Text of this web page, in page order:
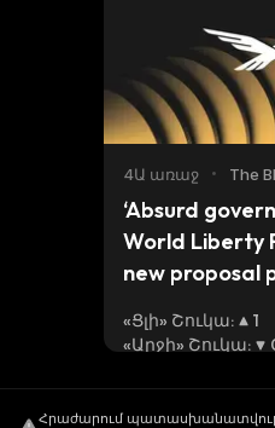
4Ա առաջ • The
‘Absurd
World Liberty
new proposal
other holders
«Ցլի» Շուկա:
1
«Արջի» Շուկա:
Հրաժարում